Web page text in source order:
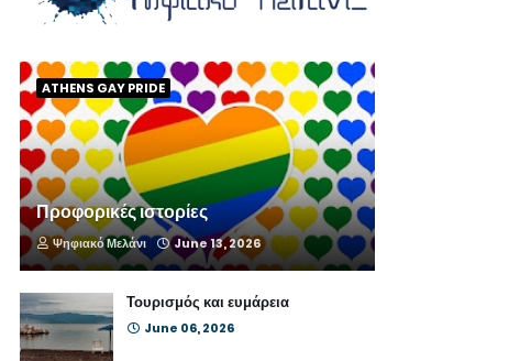
ATHENS GAY PRIDE
Προφορικές ιστορίες
Ψηφιακό Μελάνι June 13, 2026
Τουρισμός και ευμάρεια
June 06, 2026